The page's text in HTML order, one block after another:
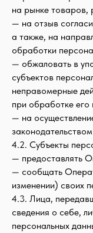
на рынке товаров,
— на отзыв
а также, на
обработки
— обжаловать в
субъектов
неправомерные
при обработке его
— на
4.2. Субъекты
— предоставлять
— сообщать
изменении) своих
4.3. Лица,
сведения о себе,
персональных